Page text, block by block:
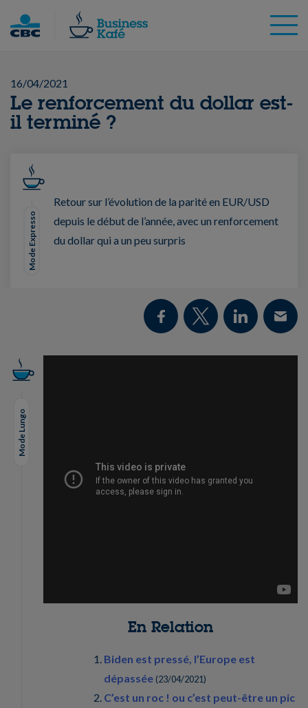
16/04/2021
Le renforcement du dollar est-
il terminé ?
Mode Expresso
Retour sur l’évolution de la parité en EUR/USD
depuis le début de l’année, avec un renforcement
du dollar qui a un peu surpris
Mode Lungo
En Relation
Biden est pressé, l’Europe est
dépassée (23/04/2021)
C’est un roc ! ou c’est peut-être un pic